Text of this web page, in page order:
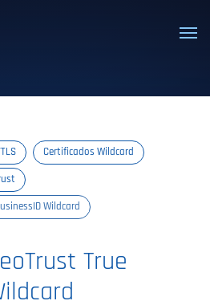
SSL/TLS confiables
Certificados Wildcard
Wildcard
True